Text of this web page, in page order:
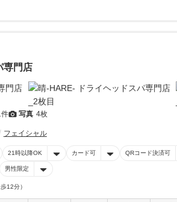
専門店
件 写真 4枚
フェイシャル
21時以降OK カード可 QRコード決済可
男性限定
12分）